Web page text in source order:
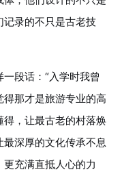
录的不只是古老技
段话：“入学时我曾
那才是旅游专业的高
，让最古老的村落焕
深厚的文化传承不息
充满直抵人心的力